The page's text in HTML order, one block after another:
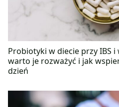
Probiotyki w diecie przy IBS
warto je rozważyć i jak
dzień